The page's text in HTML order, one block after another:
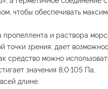
чтобы обеспечивать
пропеллента и раствора
зрения; дает
средство можно
значения 8,0∙105 Па,
длине.